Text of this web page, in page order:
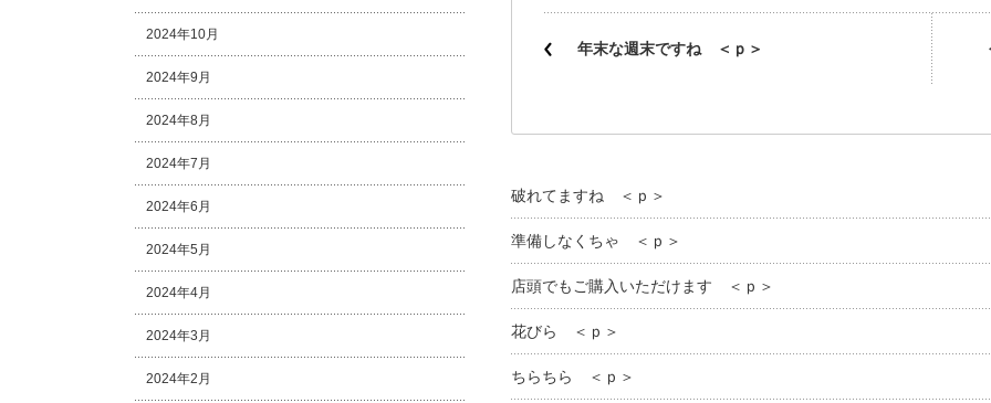
年末な週末ですね ＜ｐ＞
破れてますね ＜ｐ＞
準備しなくちゃ ＜ｐ＞
店頭でもご購入いただけます ＜ｐ＞
花びら ＜ｐ＞
ちらちら ＜ｐ＞
2024年10月
2024年9月
2024年8月
2024年7月
2024年6月
2024年5月
2024年4月
2024年3月
2024年2月